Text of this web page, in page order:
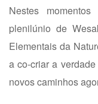
Nestes
plenilúnio de
Elementais da
a co-criar a
novos caminhos